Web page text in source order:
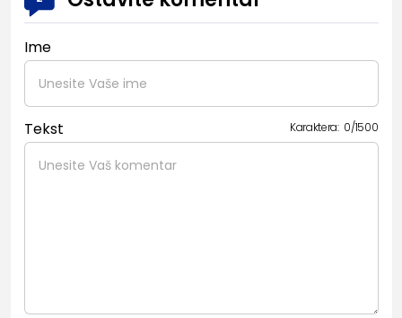
Ime
Tekst Karaktera: 0/1500